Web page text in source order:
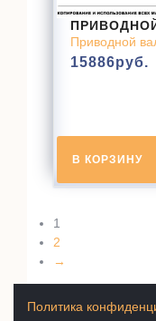
Приводной
15886руб.
В КОРЗИНУ
1
2
→
Политика